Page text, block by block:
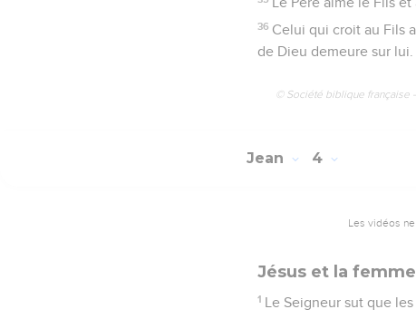
36 Celui qui croit au Fils
de Dieu demeure sur lui.
© Société biblique française
Jean 4
Les vidéos
Jésus et la
1 Le Seigneur sut que